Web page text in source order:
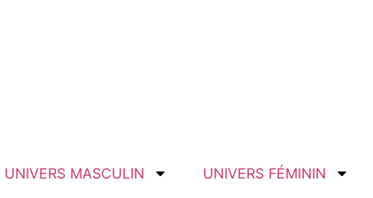
UNIVERS MASCULIN UNIVERS FÉMININ